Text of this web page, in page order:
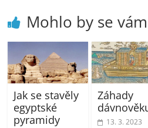
Mohlo by se
Jak se stavěly
egyptské
pyramidy
Záhady
13. 3. 2023